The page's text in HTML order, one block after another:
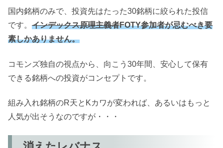
国内銘柄のみで、投資先はたった30銘柄に絞られた投信
です。 インデックス原理主義者FOTY参加者が忌むべき要
素しかありません。
コモンズ独自の視点から、向こう30年間、安心して保有
できる銘柄への投資がコンセプトです。
組み入れ銘柄のR天とKカワが変われば、あるいはもっと
人気が出そうなのですが・・・